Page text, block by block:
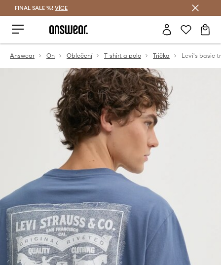
FINAL SALE %! VÍCE
Answear On Oblečení T-shirt a polo Trička